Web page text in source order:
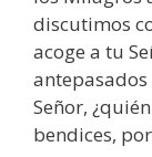
discutimos
acoge a tu
Señor,
bendices,